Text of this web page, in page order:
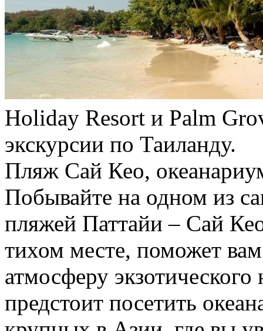
Holiday Resort и Palm
экскурсии по Таиланду.
Пляж Сай Кео,
Побывайте на одном из
пляжей Паттайи – Сай
тихом месте, поможет
атмосферу
предстоит посетить